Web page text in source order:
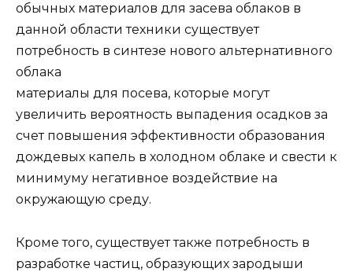
обычных материалов для засева облаков в
данной области техники существует
потребность в синтезе нового альтернативного
облака
материалы для посева, которые могут
увеличить вероятность выпадения осадков за
счет повышения эффективности образования
дождевых капель в холодном облаке и свести к
минимуму негативное воздействие на
окружающую среду.
Кроме того, существует также потребность в
разработке частиц, образующих зародыши